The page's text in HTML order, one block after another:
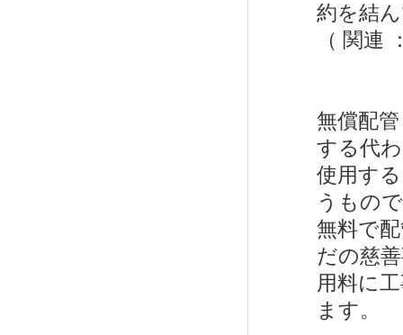
約を結
（ 関連
無償配
する代
使用す
うもの
無料で
だの慈
用料に
ます。